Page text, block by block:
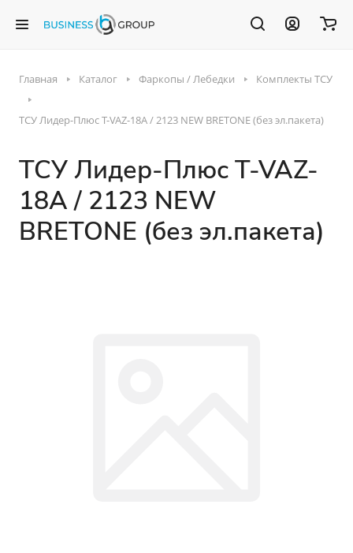
Главная Каталог Фаркопы / Лебедки Комплекты ТСУ
ТСУ Лидер-Плюс T-VAZ-18A / 2123 NEW BRETONE (без эл.пакета)
ТСУ Лидер-Плюс T-VAZ-
18A / 2123 NEW
BRETONE (без эл.пакета)